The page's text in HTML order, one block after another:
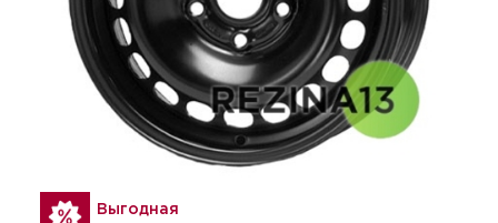
Выгодная